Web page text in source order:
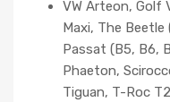
VW Arteon, Golf
Maxi, The Beetle
Passat (B5, B6,
Phaeton,
Tiguan, T-Roc